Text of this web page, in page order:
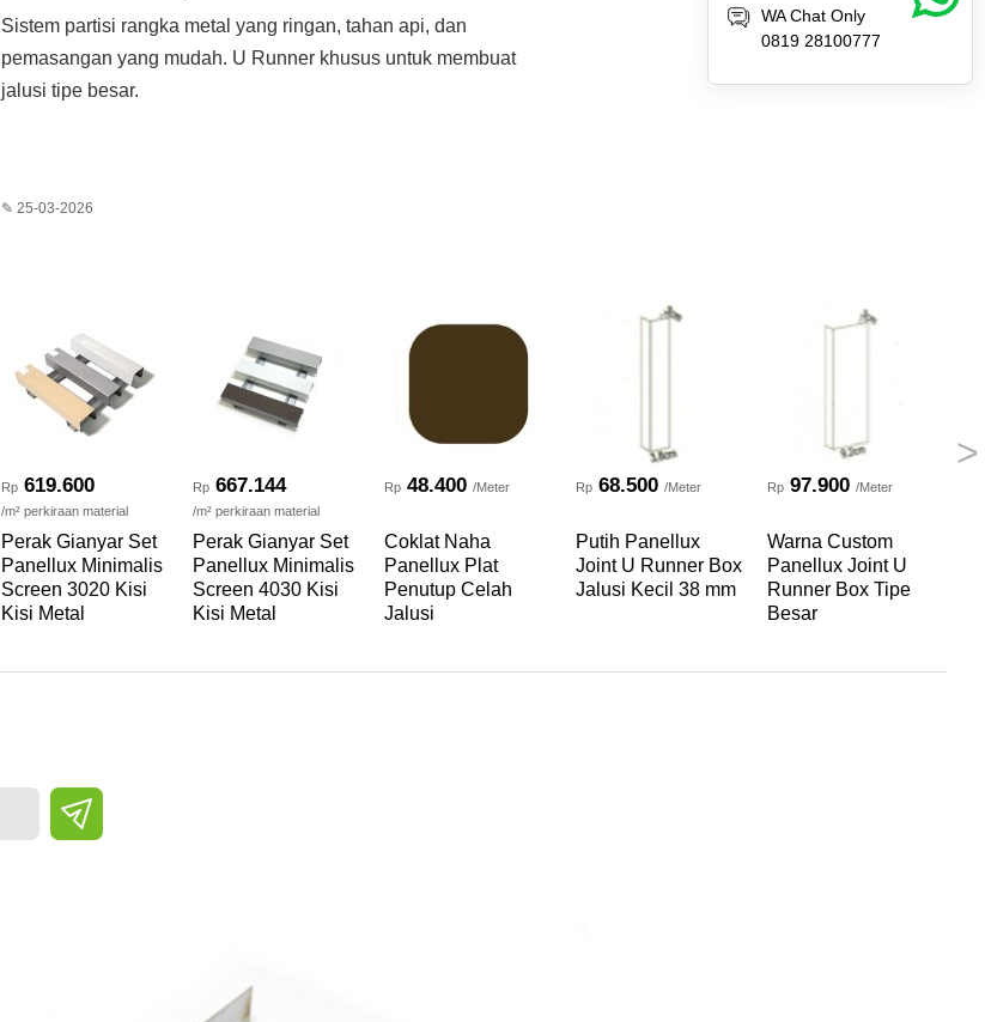
WA Chat Only
0819 28100777
Sistem partisi rangka metal yang ringan, tahan api, dan
pemasangan yang mudah. U Runner khusus untuk membuat
jalusi tipe besar.
✎ 25-03-2026
>
Rp 619.600
/m² perkiraan material
Perak Gianyar Set
Panellux Minimalis
Screen 3020 Kisi
Kisi Metal
Rp 667.144
/m² perkiraan material
Perak Gianyar Set
Panellux Minimalis
Screen 4030 Kisi
Kisi Metal
Rp 48.400 /Meter
Coklat Naha
Panellux Plat
Penutup Celah
Jalusi
Rp 68.500 /Meter
Putih Panellux
Joint U Runner Box
Jalusi Kecil 38 mm
Rp 97.900 /Meter
Warna Custom
Panellux Joint U
Runner Box Tipe
Besar